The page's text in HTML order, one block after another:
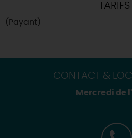
TARIFS
(Payant)
CONTACT &
Mercredi de